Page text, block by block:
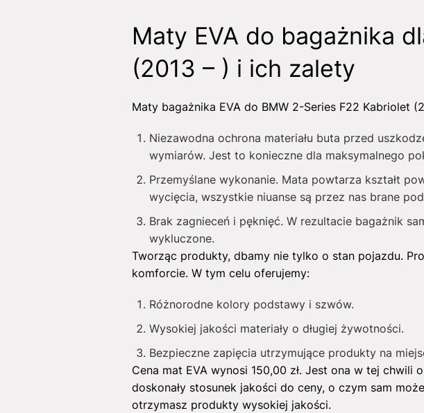
Maty EVA do bagażnika
(2013 – ) i ich zalety
Maty bagażnika EVA do BMW 2-Series F22 Kabriolet
Niezawodna ochrona materiału buta przed
wymiarów. Jest to konieczne dla maksymalnego
Przemyślane wykonanie. Mata powtarza kształt
wycięcia, wszystkie niuanse są przez nas brane
Brak zagnieceń i pęknięć. W rezultacie bagażnik
wykluczone.
Tworząc produkty, dbamy nie tylko o stan pojazdu.
komforcie. W tym celu oferujemy:
Różnorodne kolory podstawy i szwów.
Wysokiej jakości materiały o długiej żywotności.
Bezpieczne zapięcia utrzymujące produkty na
Cena mat EVA wynosi 150,00 zł. Jest ona w tej chwili
doskonały stosunek jakości do ceny, o czym sam
otrzymasz produkty wysokiej jakości.